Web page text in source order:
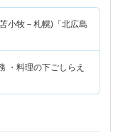
小牧－札幌)「北広島
・料理の下ごしらえ